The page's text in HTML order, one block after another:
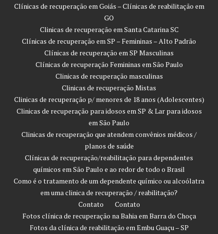
Clínicas de recuperação em Goiás – Clínicas de reabilitação em
GO
Clinicas de recuperação em Santa Catarina SC
Clínicas de recuperação em SP – Femininas – Alto Padrão
Clínicas de recuperação em SP Masculinas
Clínicas de recuperação Femininas em São Paulo
Clinicas de recuperação masculinas
Clinicas de recuperação Mistas
Clinicas de recuperação p/ menores de 18 anos (Adolescentes)
Clinicas de recuperação para idosos em SP & Lar para idosos
em São Paulo
Clinicas de recuperação que atendem convênios médicos /
planos de saúde
Clínicas de recuperação/reabilitação para dependentes
químicos em São Paulo e ao redor de todo o Brasil
Como é o tratamento de um dependente químico ou alcoólatra
em uma clinica de recuperação / reabilitação?
Contato
Contato
Fotos clínica de recuperação na Bahia em Barra do Choça
Fotos da clínica de reabilitação em Embu Guaçu – SP